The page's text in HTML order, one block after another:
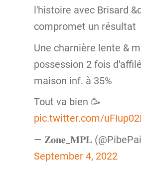
l'histoire avec Brisard
compromet un résultat
Une charnière lente &
possession 2 fois
maison inf. à 35%
Tout va bien 🥳
pic.twitter.com/
— 𝐙𝐨𝐧𝐞_𝐌𝐏𝐋
September 4, 2022